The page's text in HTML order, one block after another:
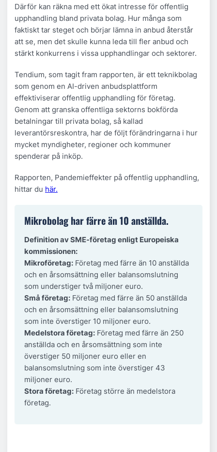
Därför kan räkna med ett ökat intresse för offentlig
upphandling bland privata bolag. Hur många som
faktiskt tar steget och börjar lämna in anbud återstår
att se, men det skulle kunna leda till fler anbud och
stärkt konkurrens i vissa upphandlingar och sektorer.
Tendium, som tagit fram rapporten, är ett teknikbolag
som genom en AI-driven anbudsplattform
effektiviserar offentlig upphandling för företag.
Genom att granska offentliga sektorns bokförda
betalningar till privata bolag, så kallad
leverantörsreskontra, har de följt förändringarna i hur
mycket myndigheter, regioner och kommuner
spenderar på inköp.
Rapporten, Pandemieffekter på offentlig upphandling,
hittar du här.
Mikrobolag har färre än 10 anställda.
Definition av SME-företag enligt Europeiska
kommissionen:
Mikroföretag: Företag med färre än 10 anställda
och en årsomsättning eller balansomslutning
som understiger två miljoner euro.
Små företag: Företag med färre än 50 anställda
och en årsomsättning eller balansomslutning
som inte överstiger 10 miljoner euro.
Medelstora företag: Företag med färre än 250
anställda och en årsomsättning som inte
överstiger 50 miljoner euro eller en
balansomslutning som inte överstiger 43
miljoner euro.
Stora företag: Företag större än medelstora
företag.